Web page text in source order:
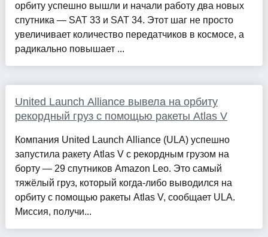
орбиту успешно вышли и начали работу два новых
спутника — SAT 33 и SAT 34. Этот шаг не просто
увеличивает количество передатчиков в космосе, а
радикально повышает ...
United Launch Alliance вывела на орбиту
рекордный груз с помощью ракеты Atlas V
Компания United Launch Alliance (ULA) успешно
запустила ракету Atlas V с рекордным грузом на
борту — 29 спутников Amazon Leo. Это самый
тяжёлый груз, который когда-либо выводился на
орбиту с помощью ракеты Atlas V, сообщает ULA.
Миссия, получи...